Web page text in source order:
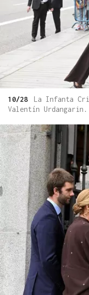
10/28
La Infanta
Valentín Urdangarin.